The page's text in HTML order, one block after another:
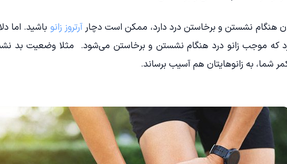
هنگام نشستن و برخاستن درد دارد، ممکن است دچارآرتروز زانو باشید. اما
که موجب زانو درد هنگام نشستن و برخاستن می‌شود. مثلا وضعیت بد
شما، به زانوهایتان هم آسیب برساند.